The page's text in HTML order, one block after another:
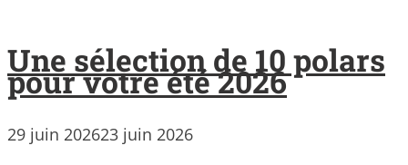
Une sélection de 10 polars
pour votre été 2026
29 juin 202623 juin 2026